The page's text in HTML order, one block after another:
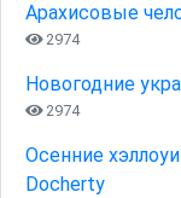
Арахисовые
2974
Новогодние
2974
Осенние
Docherty